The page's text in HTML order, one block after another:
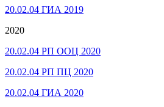
20.02.04 ГИА 2019
2020
20.02.04 РП ООЦ 2020
20.02.04 РП ПЦ 2020
20.02.04 ГИА 2020